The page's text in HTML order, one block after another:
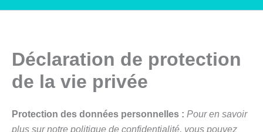
Déclaration de protection
de la vie privée
Protection des données personnelles : Pour en savoir
plus sur notre politique de confidentialité, vous pouvez